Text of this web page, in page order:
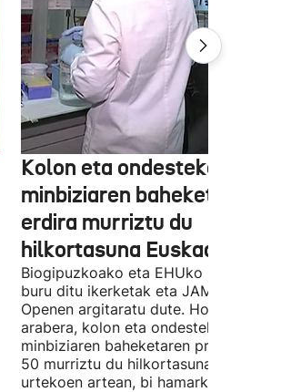
Kolon eta ondesteko
minbiziaren baheketak
erdira murriztu du
hilkortasuna Euskadin
Biogipuzkoako eta EHUko
buru ditu ikerketak eta JAMA
Openen argitaratu dute. Horren
arabera, kolon eta ondesteko
minbiziaren baheketaren programak
50 murriztu du hilkortasuna 50 eta
urtekoen artean, bi hamarkadatan.